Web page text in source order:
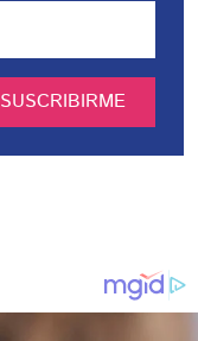
SUSCRIBIRME